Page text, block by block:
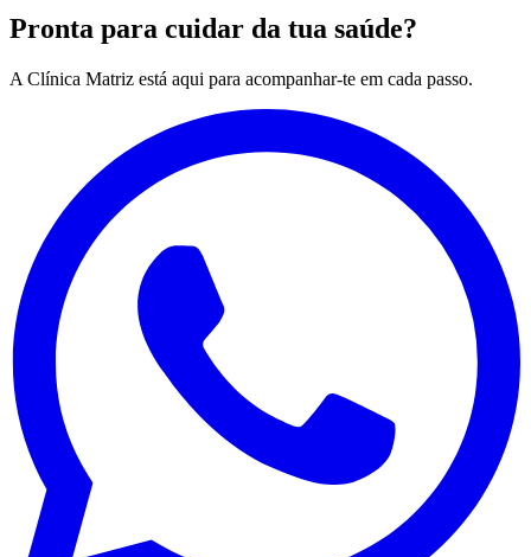
Pronta para cuidar da tua saúde?
A Clínica Matriz está aqui para acompanhar-te em cada passo.